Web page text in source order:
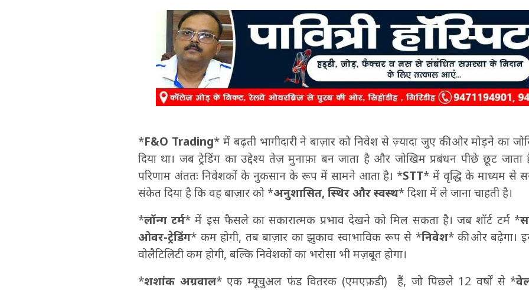
*F&O Trading* में बढ़ती भागीदारी ने बाज़ार को निवेश से ज़्यादा जुए की ओर मोड़ने का
दिया था। जब ट्रेडिंग का उद्देश्य तेज़ मुनाफ़ा बन जाता है और जोखिम प्रबंधन पीछे छूट
परिणाम अंततः निवेशकों के नुकसान के रूप में सामने आता है। *STT* में वृद्धि के माध्यम से
संकेत दिया है कि वह बाज़ार को *अनुशासित, स्थिर और स्वस्थ* दिशा में ले जाना चाहती है।
*लॉन्ग टर्म* में इस फैसले का सकारात्मक प्रभाव देखने को मिल सकता है। जब शॉर्ट टर्म *
ओवर-ट्रेडिंग* कम होगी, तब बाज़ार का झुकाव स्वाभाविक रूप से *निवेश* की ओर बढ़ेगा।
वोलैटिलिटी कम होगी, बल्कि निवेशकों का भरोसा भी मज़बूत होगा।
*शशांक अग्रवाल* एक म्यूचुअल फंड वितरक (एमएफ़डी) हैं, जो पिछले 12 वर्षों से *